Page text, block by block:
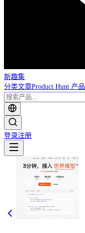
新趣集
分类文章Product Hunt 产品
登录注册